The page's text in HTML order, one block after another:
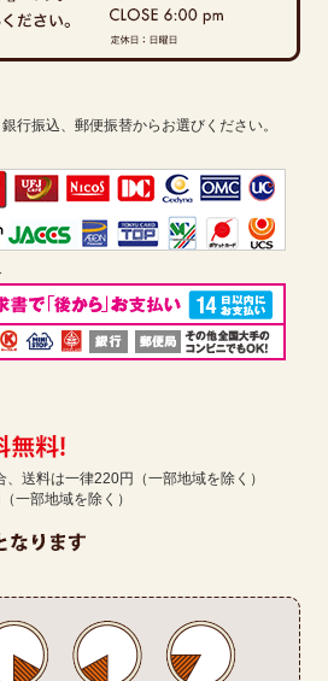
行振込、郵便振替からお選びください。
送料は一律220円（一部地域を除く）
一部地域を除く）